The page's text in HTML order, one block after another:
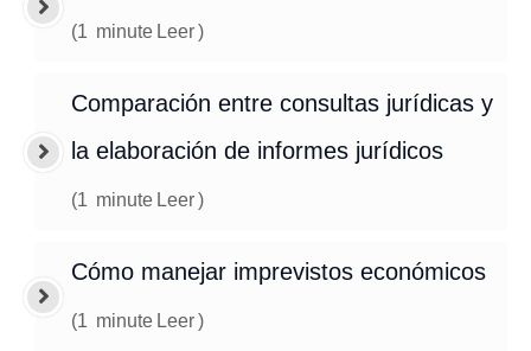
(1 minute Leer)
Comparación entre consultas jurídicas y
la elaboración de informes jurídicos
(1 minute Leer)
Cómo manejar imprevistos económicos
(1 minute Leer)